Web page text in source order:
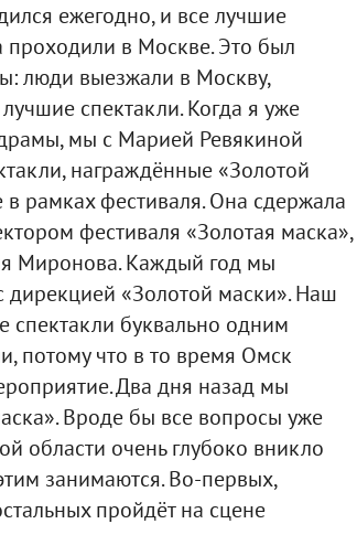
ежегодно, и все лучшие
проходили в Москве. Это был
люди выезжали в Москву,
спектакли. Когда я уже
мы с Марией Ревякиной
награждённые «Золотой
в рамках фестиваля. Она сдержала
фестиваля «Золотая маска»,
Миронова. Каждый год мы
дирекцией «Золотой маски». Наш
спектакли буквально одним
потому что в то время Омск
Два дня назад мы
Вроде бы все вопросы уже
области очень глубоко вникло
занимаются. Во-первых,
пройдёт на сцене